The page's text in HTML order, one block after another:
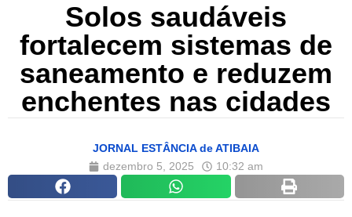
Solos saudáveis
fortalecem sistemas de
saneamento e reduzem
enchentes nas cidades
JORNAL ESTÂNCIA de ATIBAIA
dezembro 5, 2025
10:32 am